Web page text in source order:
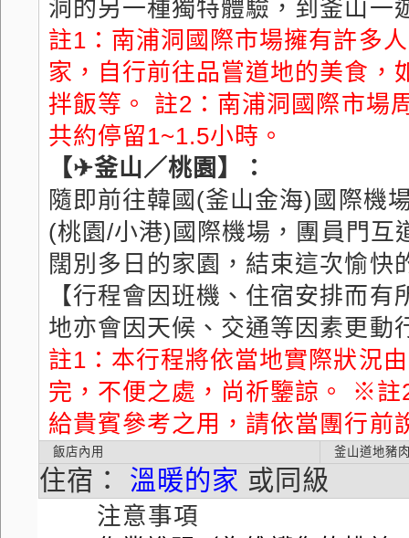
洞的另一種獨特體驗，到釜山一
註1：南浦洞國際市場擁有許多
家，自行前往品嘗道地的美食，
拌飯等。 註2：南浦洞國際市場
共約停留1~1.5小時。
【✈釜山／桃園】：
隨即前往韓國(釜山金海)國際機
(桃園/小港)國際機場，團員門互
闊別多日的家園，結束這次愉快
【行程會因班機、住宿安排而
地亦會因天候、交通等因素更動
註1：本行程將依當地實際狀況
完，不便之處，尚祈鑒諒。 ※註
給貴賓參考之用，請依當團行前
飯店內用 釜山道地豬
住宿： 溫暖的家 或同級
注意事項